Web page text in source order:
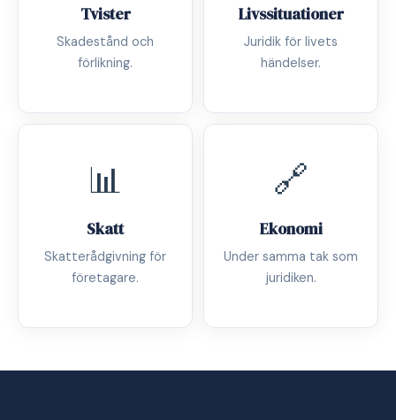
Tvister
Skadestånd och
förlikning.
Livssituationer
Juridik för livets
händelser.
📊
Skatt
Skatterådgivning för
företagare.
🔗
Ekonomi
Under samma tak som
juridiken.